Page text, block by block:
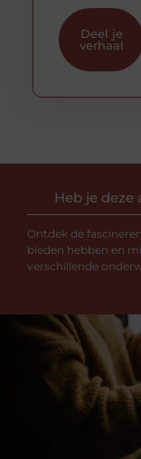
Deel je
verhaal
Heb je deze
Ontdek de
bieden hebben en
verschillende